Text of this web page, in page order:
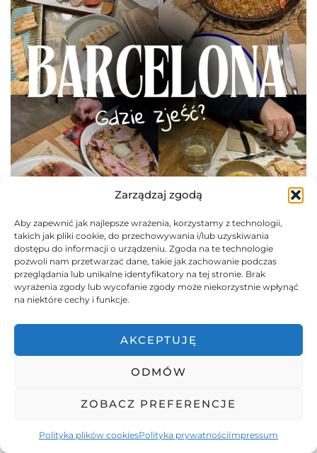
Zarządzaj zgodą
Aby zapewnić jak najlepsze wrażenia, korzystamy z technologii,
takich jak pliki cookie, do przechowywania i/lub uzyskiwania
dostępu do informacji o urządzeniu. Zgoda na te technologie
pozwoli nam przetwarzać dane, takie jak zachowanie podczas
przeglądania lub unikalne identyfikatory na tej stronie. Brak
wyrażenia zgody lub wycofanie zgody może niekorzystnie wpłynąć
na niektóre cechy i funkcje.
AKCEPTUJĘ
ODMÓW
ZOBACZ PREFERENCJE
Polityka plików cookiesPolityka prywatnościImpressum